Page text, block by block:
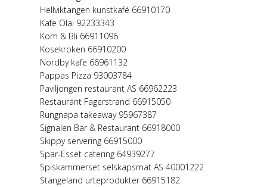
Hellviktangen kunstkafé 66910170
Kafe Olai 92233343
Kom & Bli 66911096
Kosekroken 66910200
Nordby kafe 66961132
Pappas Pizza 93003784
Paviljongen restaurant AS 66962223
Restaurant Fagerstrand 66915050
Rungnapa takeaway 95967387
Signalen Bar & Restaurant 66918000
Skippy servering 66915000
Spar-Esset catering 64939277
Spiskammerset selskapsmat AS 40001222
Stangeland urteprodukter 66915182